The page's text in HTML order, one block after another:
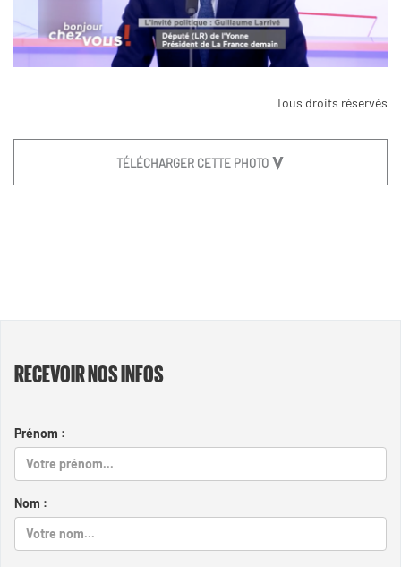
Tous droits réservés
TÉLÉCHARGER CETTE PHOTO
RECEVOIR NOS INFOS
Prénom :
Nom :